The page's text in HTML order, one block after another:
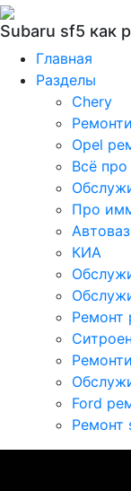
Subaru sf5 как
Главная
Разделы
Chery
Opel
Всё
Про
Автоваз
КИА
Ремонт
Ситроен
Ford
Ремонт